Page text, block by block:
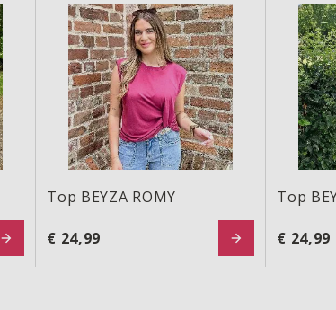
favorite button
favorite
Top BEYZA ROMY
€ 24,99
Top
€ 24,99